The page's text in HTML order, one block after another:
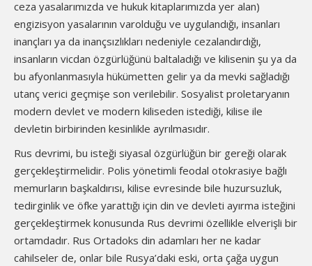
ceza yasalarımızda ve hukuk kitaplarımızda yer alan)
engizisyon yasalarının varolduğu ve uygulandığı, insanları
inançları ya da inançsızlıkları nedeniyle cezalandırdığı,
insanların vicdan özgürlüğünü baltaladığı ve kilisenin şu ya da
bu afyonlanmasıyla hükümetten gelir ya da mevki sağladığı
utanç verici geçmişe son verilebilir. Sosyalist proletaryanın
modern devlet ve modern kiliseden istediği, kilise ile
devletin birbirinden kesinlikle ayrılmasıdır.
Rus devrimi, bu isteği siyasal özgürlüğün bir gereği olarak
gerçekleştirmelidir. Polis yönetimli feodal otokrasiye bağlı
memurların başkaldırısı, kilise evresinde bile huzursuzluk,
tedirginlik ve öfke yarattığı için din ve devleti ayırma isteğini
gerçekleştirmek konusunda Rus devrimi özellikle elverişli bir
ortamdadır. Rus Ortadoks din adamları her ne kadar
cahilseler de, onlar bile Rusya’daki eski, orta çağa uygun